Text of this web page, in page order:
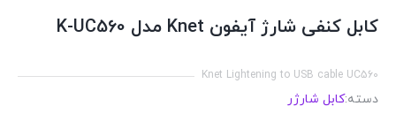
کابل کنفی شارژ آیفون Knet مدل K-UC560
Knet Lightening to USB cable UC560
دسته:کابل شارژر